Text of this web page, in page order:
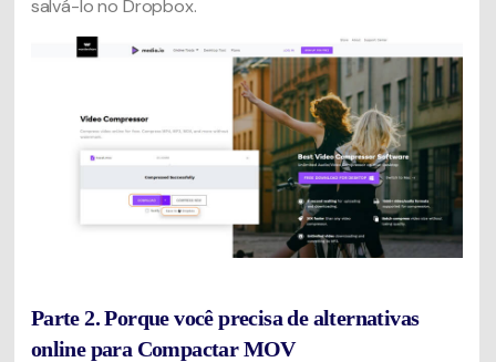
salvá-lo no Dropbox.
Parte 2. Porque você precisa de alternativas
online para Compactar MOV